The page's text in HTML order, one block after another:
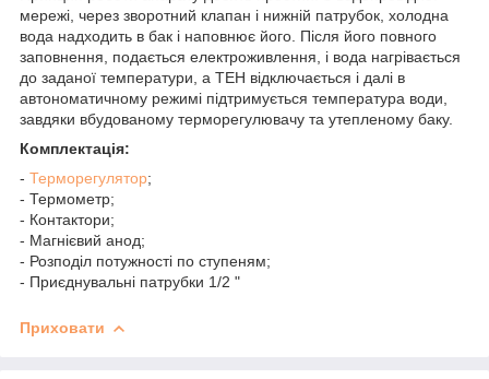
мережі, через зворотний клапан і нижній патрубок, холодна
вода надходить в бак і наповнює його. Після його повного
заповнення, подається електроживлення, і вода нагрівається
до заданої температури, а ТЕН відключається і далі в
автономатичному режимі підтримується температура води,
завдяки вбудованому терморегулювачу та утепленому баку.
Комплектація:
- Терморегулятор;
- Термометр;
- Контактори;
- Магнієвий анод;
- Розподіл потужності по ступеням;
- Приєднувальні патрубки 1/2 "
Приховати